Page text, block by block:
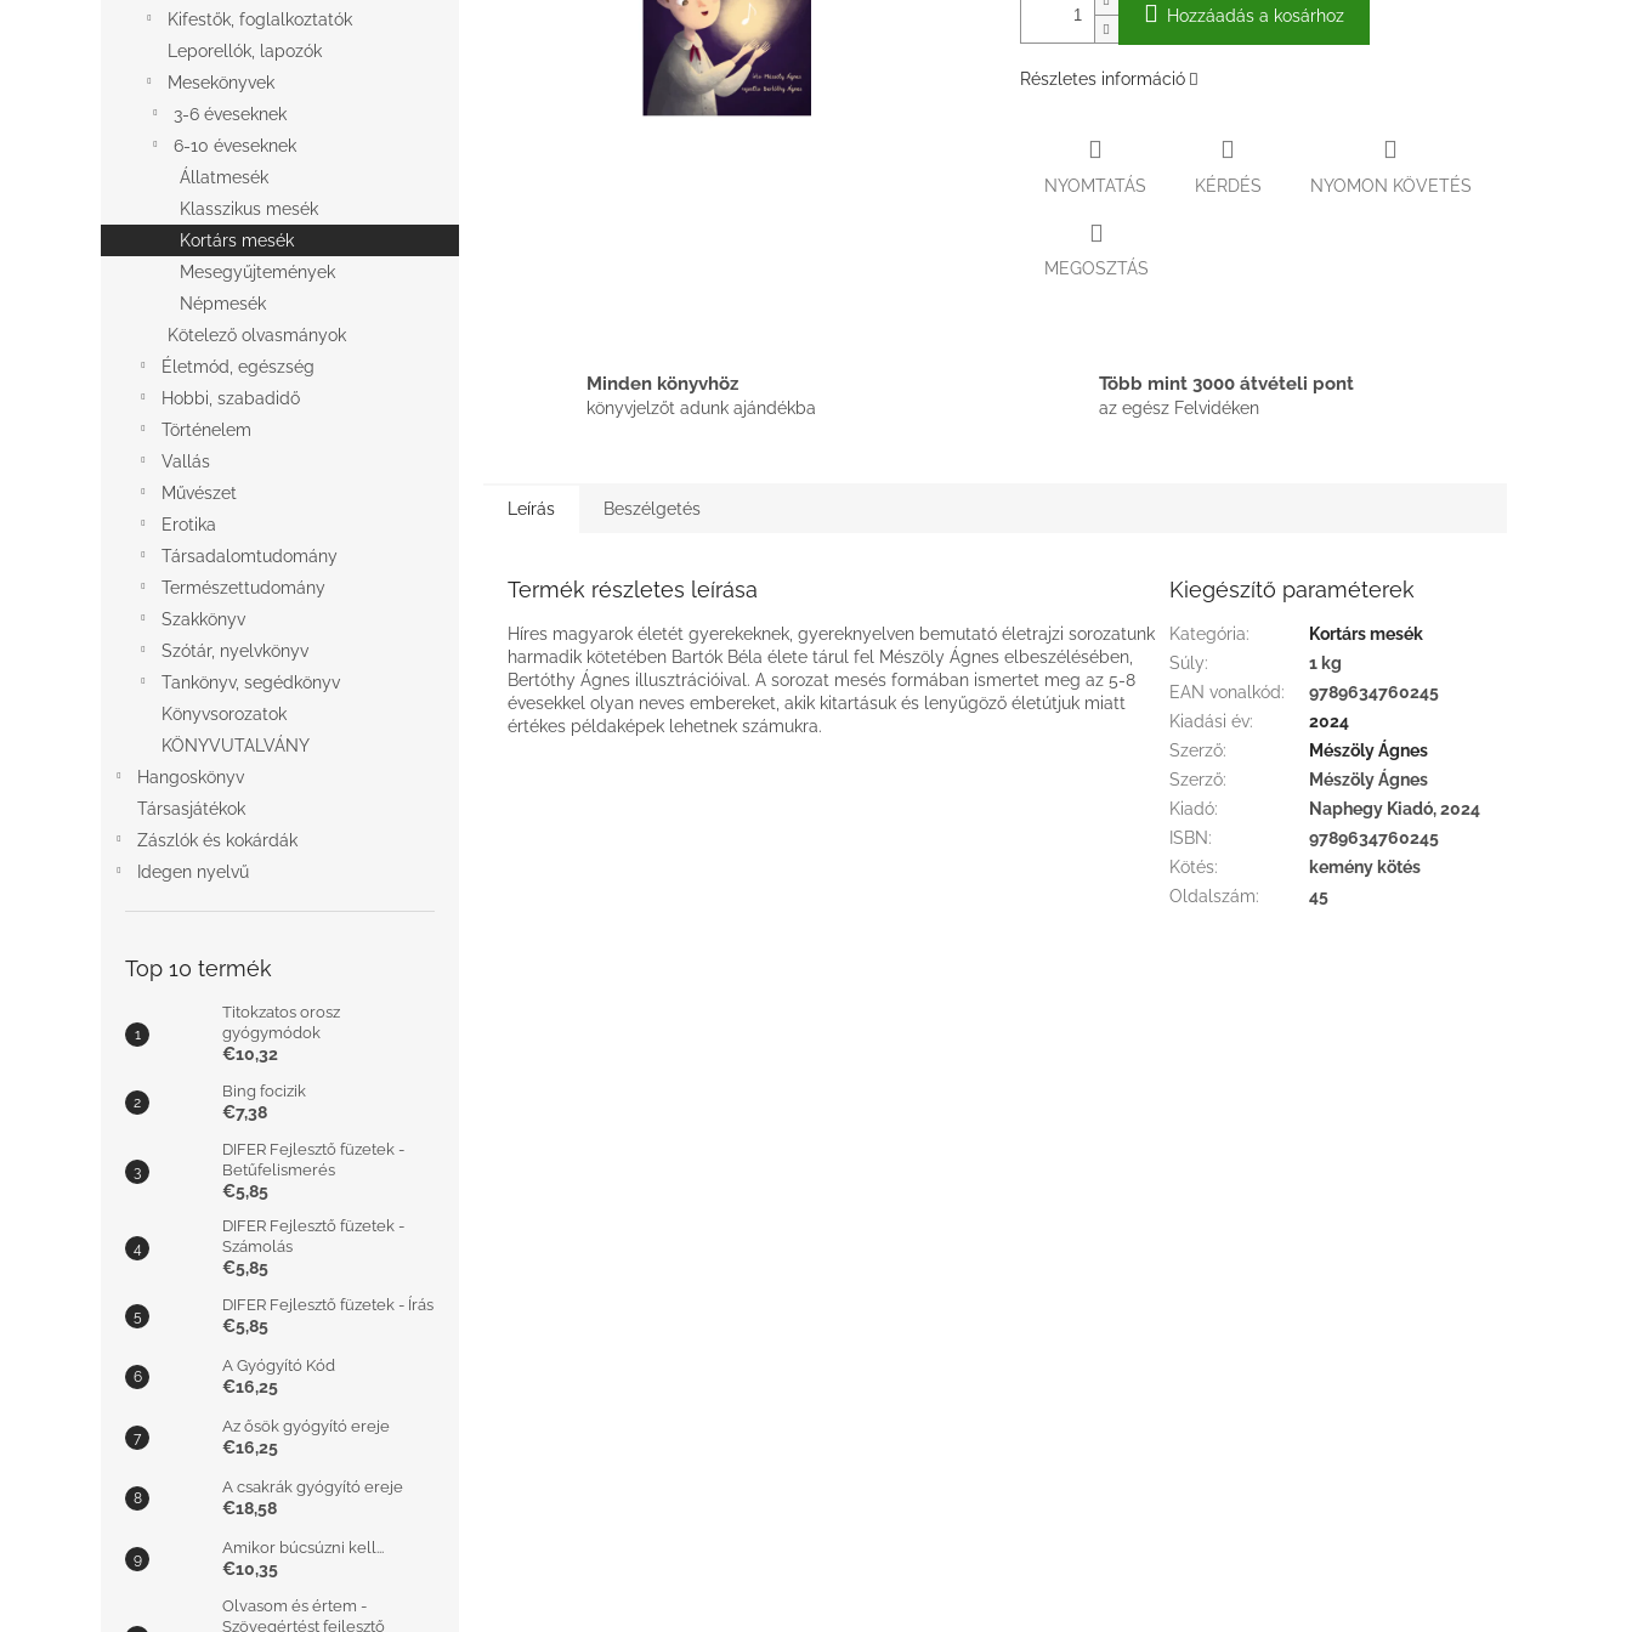
Kifestők, foglalkoztatók
Leporellók, lapozók
Mesekönyvek
3-6 éveseknek
6-10 éveseknek
Állatmesék
Klasszikus mesék
Kortárs mesék
Mesegyűjtemények
Népmesék
Kötelező olvasmányok
Életmód, egészség
Hobbi, szabadidő
Történelem
Vallás
Művészet
Erotika
Társadalomtudomány
Természettudomány
Szakkönyv
Szótár, nyelvkönyv
Tankönyv, segédkönyv
Könyvsorozatok
KÖNYVUTALVÁNY
Hangoskönyv
Társasjátékok
Zászlók és kokárdák
Idegen nyelvű
Top 10 termék
Titokzatos orosz
gyógymódok
€10,32
Bing focizik
€7,38
DIFER Fejlesztő füzetek -
Betűfelismerés
€5,85
DIFER Fejlesztő füzetek -
Számolás
€5,85
DIFER Fejlesztő füzetek - Írás
€5,85
A Gyógyító Kód
€16,25
Az ősök gyógyító ereje
€16,25
A csakrák gyógyító ereje
€18,58
Amikor búcsúzni kell...
€10,35
Olvasom és értem -
Szövegértést fejlesztő
Hozzáadás a kosárhoz
Részletes információ
NYOMTATÁS KÉRDÉS NYOMON KÖVETÉS
MEGOSZTÁS
Minden könyvhöz
könyvjelzőt adunk ajándékba
Több mint 3000 átvételi pont
az egész Felvidéken
Leírás Beszélgetés
Termék részletes leírása
Híres magyarok életét gyerekeknek, gyereknyelven bemutató életrajzi sorozatunk
harmadik kötetében Bartók Béla élete tárul fel Mészöly Ágnes elbeszélésében,
Bertóthy Ágnes illusztrációival. A sorozat mesés formában ismertet meg az 5-8
évesekkel olyan neves embereket, akik kitartásuk és lenyűgöző életútjuk miatt
értékes példaképek lehetnek számukra.
Kiegészítő paraméterek
Kategória:
Kortárs mesék
Súly:
1 kg
EAN vonalkód:
9789634760245
Kiadási év:
2024
Szerző:
Mészöly Ágnes
Szerző:
Mészöly Ágnes
Kiadó:
Naphegy Kiadó, 2024
ISBN:
9789634760245
Kötés:
kemény kötés
Oldalszám: 45